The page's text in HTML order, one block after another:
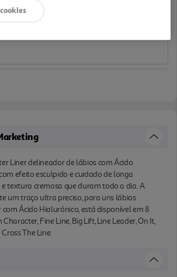
Liner delineador de lábios com Ácido
efeito esculpido e cuidado de longa
textura cremosa que duram todo o dia. A
um traço ultra preciso, para uns lábios
com Ácido Hialurónico, está disponível em 8
Fine Line, Big Lift, Line Leader, On It,
The Line.